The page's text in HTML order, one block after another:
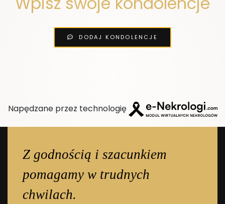
DODAJ KONDOLENCJE
Napędzane przez technologię
Z godnością i szacunkiem
pomagamy w trudnych
chwilach.